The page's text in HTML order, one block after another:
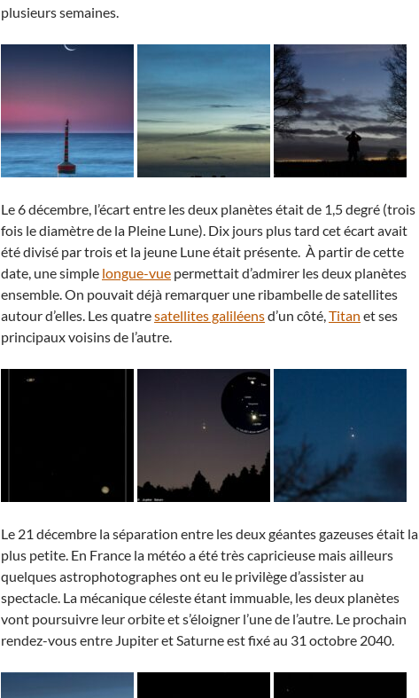
plusieurs semaines.
Le 6 décembre, l’écart entre les deux planètes était de 1,5 degré (trois
fois le diamètre de la Pleine Lune). Dix jours plus tard cet écart avait
été divisé par trois et la jeune Lune était présente. À partir de cette
date, une simple longue-vue permettait d’admirer les deux planètes
ensemble. On pouvait déjà remarquer une ribambelle de satellites
autour d’elles. Les quatresatellites galiléensd’un côté,Titan et ses
principaux voisins de l’autre.
Le 21 décembre la séparation entre les deux géantes gazeuses était la
plus petite. En France la météo a été très capricieuse mais ailleurs
quelques astrophotographes ont eu le privilège d’assister au
spectacle. La mécanique céleste étant immuable, les deux planètes
vont poursuivre leur orbite et s’éloigner l’une de l’autre. Le prochain
rendez-vous entre Jupiter et Saturne est fixé au 31 octobre 2040.